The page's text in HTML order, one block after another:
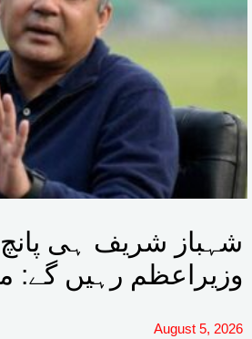
شہباز شریف ہی
وزیراعظم رہیں گے:
August 5, 2026